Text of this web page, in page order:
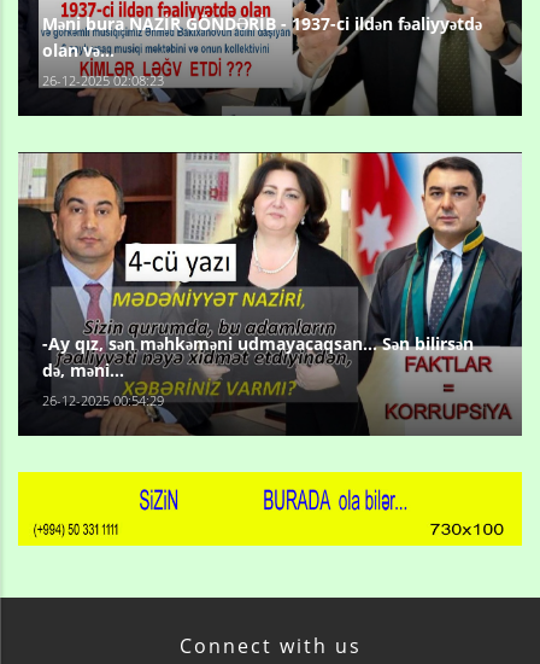
Məni bura NAZİR GÖNDƏRİB - 1937-ci ildən fəaliyyətdə
olan və...
26-12-2025 02:08:23
-Ay qız, sən məhkəməni udmayacaqsan... Sən bilirsən
də, məni...
26-12-2025 00:54:29
Connect with us